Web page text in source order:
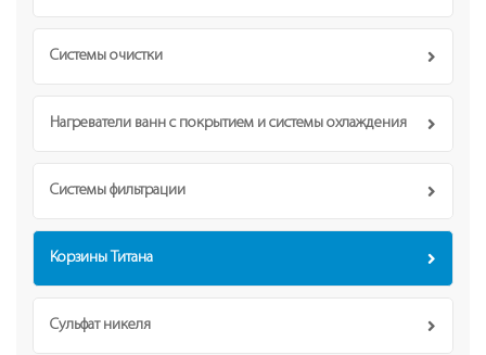
Системы очистки
Нагреватели ванн с покрытием и системы охлаждения
Системы фильтрации
Корзины Титана
Сульфат никеля